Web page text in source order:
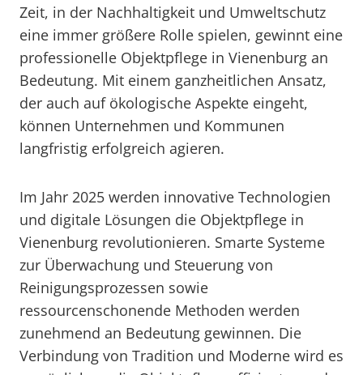
Zeit, in der Nachhaltigkeit und Umweltschutz
eine immer größere Rolle spielen, gewinnt eine
professionelle Objektpflege in Vienenburg an
Bedeutung. Mit einem ganzheitlichen Ansatz,
der auch auf ökologische Aspekte eingeht,
können Unternehmen und Kommunen
langfristig erfolgreich agieren.
Im Jahr 2025 werden innovative Technologien
und digitale Lösungen die Objektpflege in
Vienenburg revolutionieren. Smarte Systeme
zur Überwachung und Steuerung von
Reinigungsprozessen sowie
ressourcenschonende Methoden werden
zunehmend an Bedeutung gewinnen. Die
Verbindung von Tradition und Moderne wird es